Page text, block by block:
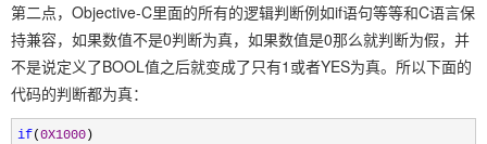
第二点，Objective-C里面的所有的逻辑判断例如if语句等等和C语言保
持兼容，如果数值不是0判断为真，如果数值是0那么就判断为假，并
不是说定义了BOOL值之后就变成了只有1或者YES为真。所以下面的
代码的判断都为真：
if(0X1000 )